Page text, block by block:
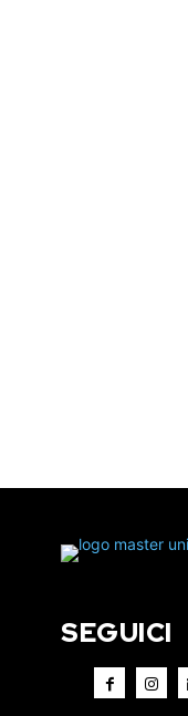
SEGUICI